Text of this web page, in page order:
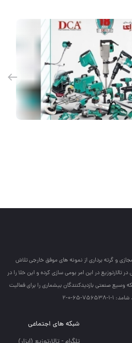
و گرته برداري از نمونه هاي موفق خارجي تلاش
در اين امر بومي سازي كرده و اين خلا را در
وسيع صنعتي بازديدكنندگان بيشماري را براي فعاليت
65-0-2
شبکه های اجتماعی